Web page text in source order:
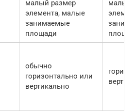
малый размер
элемента, малые
занимаемые
площади
малый
обычно
горизонтально или
вертикально